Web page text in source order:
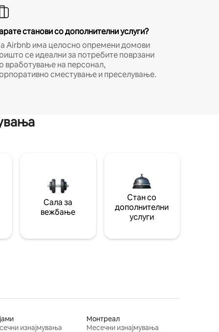
станови со дополнителни услуги?
Airbnb има целосно опремени домови
се идеални за потребите поврзани
вработување на персонал,
сместување и преселување.
Сала за
вежбање
Стан со
дополнителни
услуги
изнајмувања
Монтреал
Месечни изнајмувања